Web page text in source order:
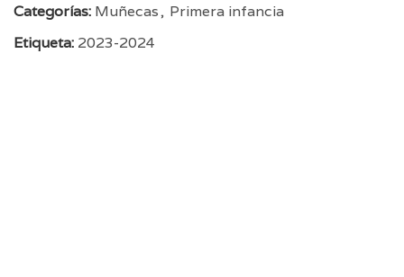
Categorías: Muñecas, Primera infancia
Etiqueta: 2023-2024